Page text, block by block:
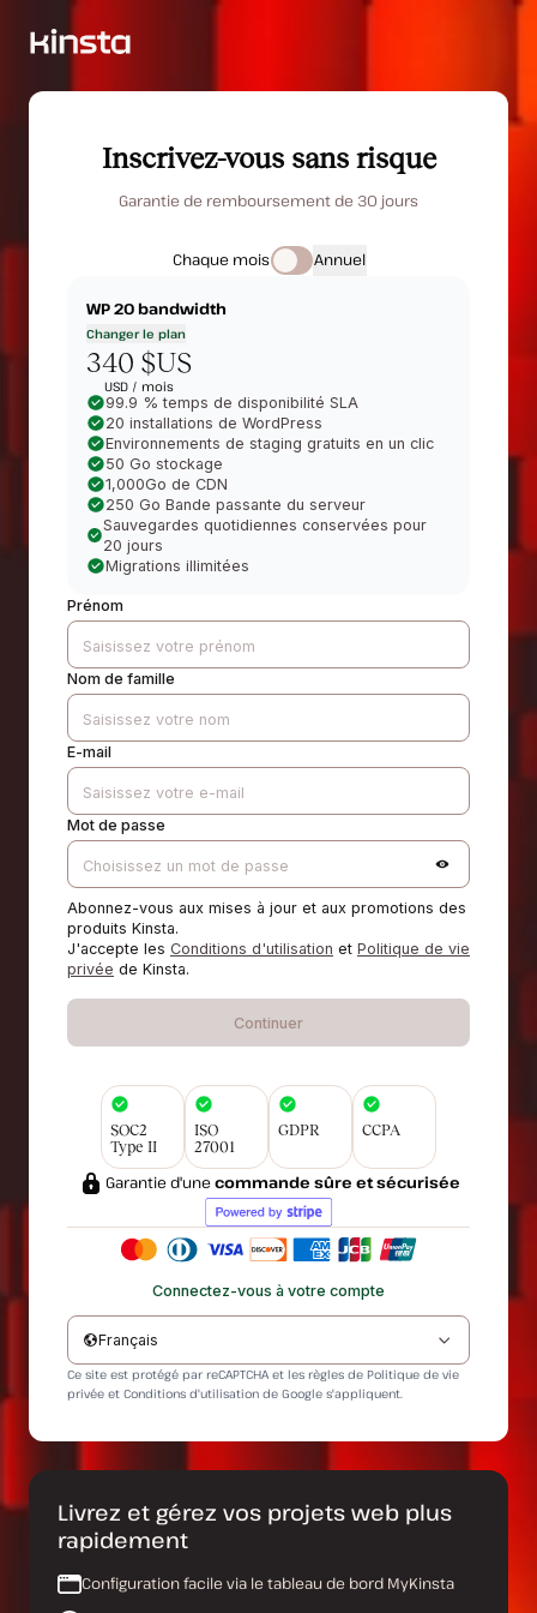
Inscrivez-vous sans risque
Garantie de remboursement de 30 jours
Chaque mois Annuel
WP 20bandwidth
Changer le plan
340 $US
USD / mois
99.9 % temps de disponibilité SLA
20 installations de WordPress
Environnements de staging gratuits en un clic
50 Go stockage
1,000Go de CDN
250 Go Bande passante du serveur
Sauvegardes quotidiennes conservées pour
20 jours
Migrations illimitées
Prénom
Nom de famille
E-mail
Mot de passe
Abonnez-vous aux mises à jour et aux promotions des
produits Kinsta.
J'accepte les Conditions d'utilisation et Politique de vie
privée de Kinsta.
Continuer
SOC2
Type II
ISO
27001
GDPR CCPA
Garantie d'unecommande sûre et sécurisée
Connectez-vous à votre compte
Français
Ce site est protégé par reCAPTCHA et les règles de Politique de vie
privée et Conditions d'utilisation de Google s'appliquent.
Livrez et gérez vos projets web plus
rapidement
Configuration facile via le tableau de bord MyKinsta